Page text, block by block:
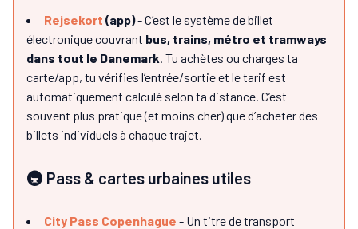
Rejsekort (app)- C’est le système de billet
électronique couvrant bus, trains, métro et tramways
dans tout le Danemark. Tu achètes ou charges ta
carte/app, tu vérifies l’entrée/sortie et le tarif est
automatiquement calculé selon ta distance. C’est
souvent plus pratique (et moins cher) que d’acheter des
billets individuels à chaque trajet.
🚇 Pass & cartes urbaines utiles
City Pass Copenhague - Un titre de transport